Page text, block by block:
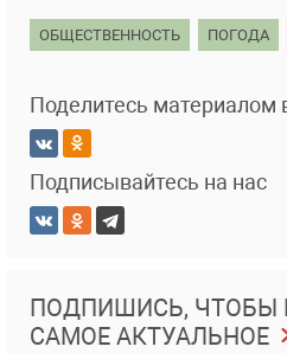
ОБЩЕСТВЕННОСТЬ ПОГОДА
Поделитесь материалом
Подписывайтесь на нас
ПОДПИШИСЬ, ЧТОБЫ
САМОЕ АКТУАЛЬНОЕ